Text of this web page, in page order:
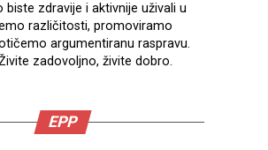
biste zdravije i aktivnije uživali u
različitosti, promoviramo
argumentiranu raspravu.
zadovoljno, živite dobro.
EPP